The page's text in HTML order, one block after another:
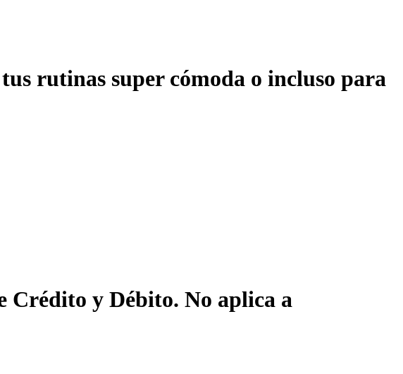
rutinas super cómoda o incluso para
Crédito y Débito. No aplica a